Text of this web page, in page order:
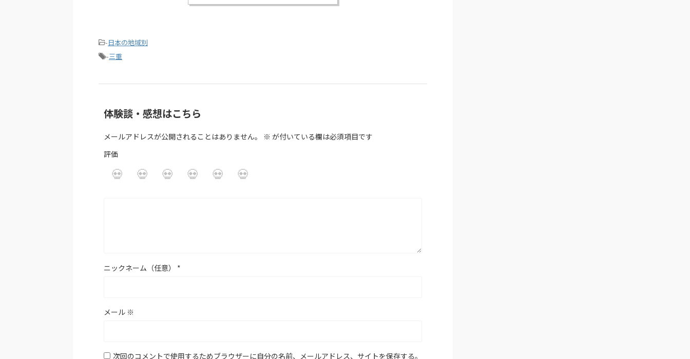
-日本の地域別
-三重
体験談・感想はこちら
メールアドレスが公開されることはありません。 ※ が付いている欄は必須項目です
評価
ニックネーム（任意） *
メール ※
次回のコメントで使用するためブラウザーに自分の名前、メールアドレス、サイトを保存する。